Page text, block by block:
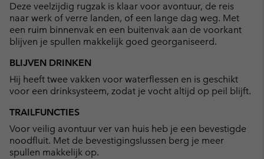
Deze veelzijdig rugzak is klaar voor avontuur, de reis
naar werk of verre landen, of een lange dag weg. Met
een ruim binnenvak en een buitenvak aan de voorkant
blijven je spullen makkelijk goed georganiseerd.
BLIJVEN DRINKEN
Hij heeft twee vakken voor waterflessen en is geschikt
voor een drinksysteem, zodat je vocht altijd op peil blijft.
TRAILFUNCTIES
Voor veilig avontuur ver van huis heb je een bevestigde
noodfluit. Met de bevestigingslussen berg je meer
spullen makkelijk op.